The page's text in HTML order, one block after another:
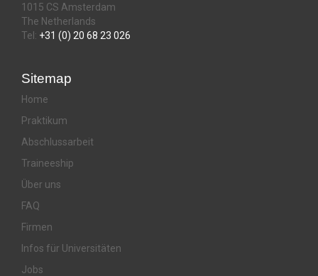
1015 CS Amsterdam
The Netherlands
Tel: +31 (0) 20 68 23 026
Sitemap
Home
Praktikum
Abschlussarbeit
Traineeship
Über uns
FAQ
Firmen
Infos für Universitäten
Jobs